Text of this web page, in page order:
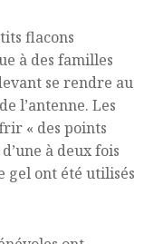
flacons
à des familles
se rendre au
l’antenne. Les
« des points
à deux fois
gel ont été utilisés